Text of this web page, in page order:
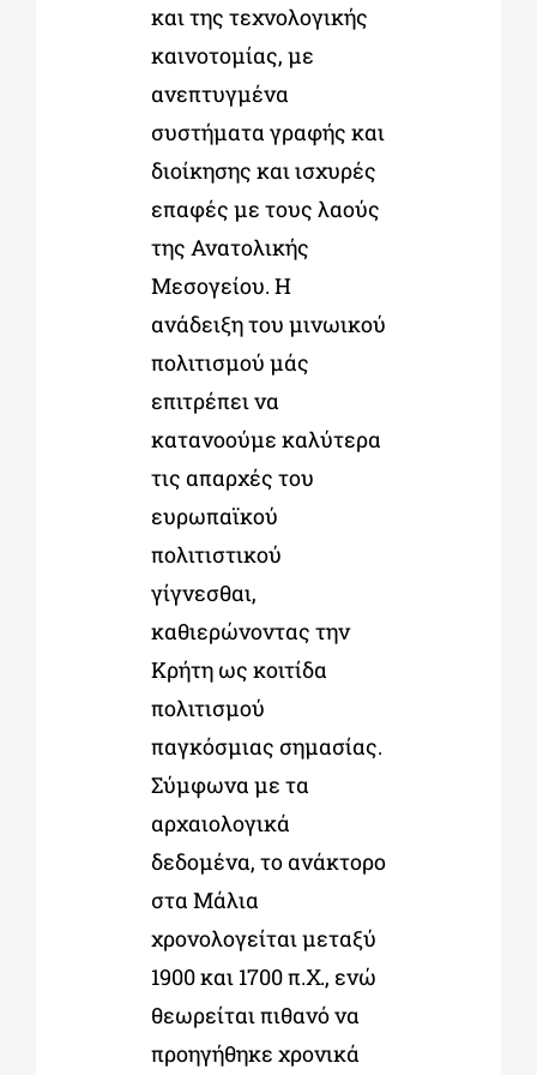
και της τεχνολογικής
καινοτομίας, με
ανεπτυγμένα
συστήματα γραφής και
διοίκησης και ισχυρές
επαφές με τους λαούς
της Ανατολικής
Μεσογείου. Η
ανάδειξη του μινωικού
πολιτισμού μάς
επιτρέπει να
κατανοούμε καλύτερα
τις απαρχές του
ευρωπαϊκού
πολιτιστικού
γίγνεσθαι,
καθιερώνοντας την
Κρήτη ως κοιτίδα
πολιτισμού
παγκόσμιας σημασίας.
Σύμφωνα με τα
αρχαιολογικά
δεδομένα, το ανάκτορο
στα Μάλια
χρονολογείται μεταξύ
1900 και 1700 π.Χ., ενώ
θεωρείται πιθανό να
προηγήθηκε χρονικά